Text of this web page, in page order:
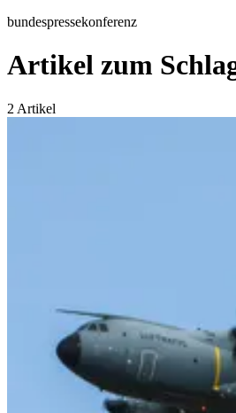
bundespressekonferenz
Artikel zum
2 Artikel